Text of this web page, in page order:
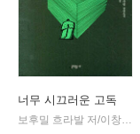
너무 시끄러운 고독
보후밀 흐라발 저/이창실 역